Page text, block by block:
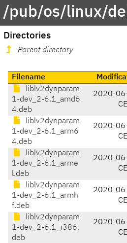
/pub/os/linux/
Directories
Parent directory
Filename
liblv2dynparam
1-dev_2-6.1_amd6
4.deb
2020-
liblv2dynparam
1-dev_2-6.1_arm6
4.deb
2020-
liblv2dynparam
1-dev_2-6.1_arme
l.deb
2020-
liblv2dynparam
1-dev_2-6.1_armh
f.deb
2020-
liblv2dynparam
1-dev_2-6.1_i386.
deb
2020-